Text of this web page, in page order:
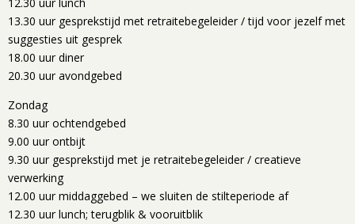
13.30 uur gesprekstijd met retraitebegeleider / tijd voor jezelf met
suggesties uit gesprek
18.00 uur diner
20.30 uur avondgebed
Zondag
8.30 uur ochtendgebed
9.00 uur ontbijt
9.30 uur gesprekstijd met je retraitebegeleider / creatieve
verwerking
12.00 uur middaggebed – we sluiten de stilteperiode af
12.30 uur lunch; terugblik & vooruitblik